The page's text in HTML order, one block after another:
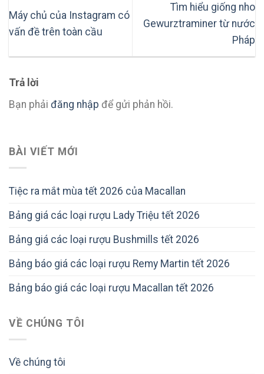
BÀI VIẾT MỚI
Tiệc ra mắt mùa tết 2026 của Macallan
Bảng giá các loại rượu Lady Triệu tết 2026
Bảng giá các loại rượu Bushmills tết 2026
Bảng báo giá các loại rượu Remy Martin tết 2026
Bảng báo giá các loại rượu Macallan tết 2026
VỀ CHÚNG TÔI
Về chúng tôi
Máy chủ của Instagram có
vấn đề trên toàn cầu
Tìm hiểu giống nho
Gewurztraminer từ nước
Pháp
Trả lời
Bạn phải đăng nhập để gửi phản hồi.